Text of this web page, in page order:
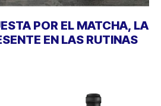
POR EL MATCHA, LA
EN LAS RUTINAS